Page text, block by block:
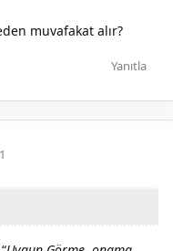
muvafakat alır?
Yanıtla